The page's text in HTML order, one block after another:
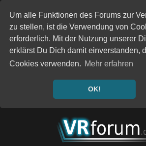
Um alle Funktionen des Forums zur
zu stellen, ist die Verwendung von
erforderlich. Mit der Nutzung unserer
erklärst Du Dich damit einverstanden,
Cookies verwenden. Mehr erfahren
OK!